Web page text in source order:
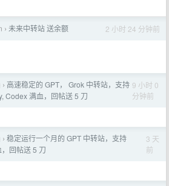
› 未来中转站 送余额 2 小时 24 分钟前
› 高速稳定的 GPT， Grok 中转站，支持
Codex 满血，回帖送 5 刀
9 小时 0
分钟前
› 稳定运行一个月的 GPT 中转站，支持
回帖送 5 刀
3 天
前